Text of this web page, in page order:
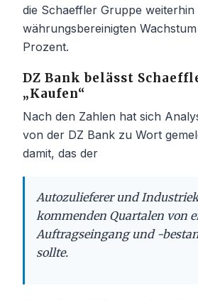
die Schaeffler Gruppe weiterhin
währungsbereinigten
Prozent.
DZ Bank belässt
„Kaufen“
Nach den Zahlen hat sich
von der DZ Bank zu Wort
damit, das der
Autozulieferer und
kommenden Quartalen von
Auftragseingang und -
sollte.